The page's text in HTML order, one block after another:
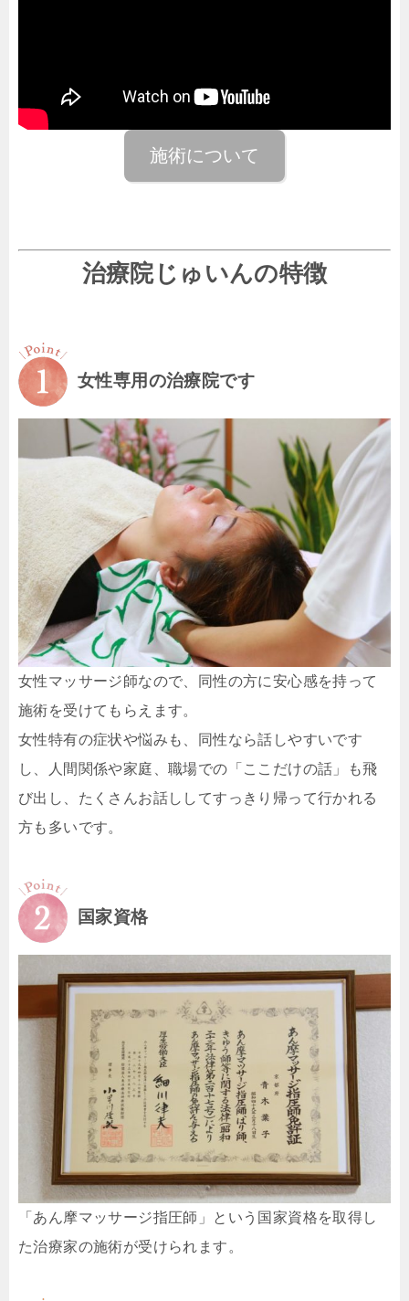
施術について
治療院じゅいんの特徴
女性専用の治療院です
女性マッサージ師なので、同性の方に安心感を持って
施術を受けてもらえます。
女性特有の症状や悩みも、同性なら話しやすいです
し、人間関係や家庭、職場での「ここだけの話」も飛
び出し、たくさんお話ししてすっきり帰って行かれる
方も多いです。
国家資格
「あん摩マッサージ指圧師」という国家資格を取得し
た治療家の施術が受けられます。